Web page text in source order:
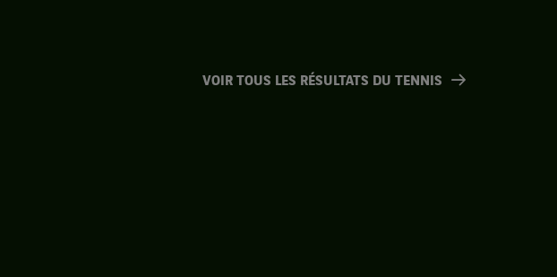
VOIR TOUS LES RÉSULTATS DU TENNIS